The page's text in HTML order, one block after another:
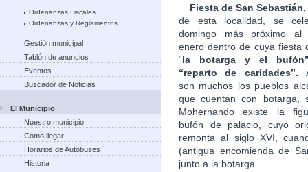
Ordenanzas Fiscales
Ordenanzas y Reglamentos
Gestión municipal
Tablón de anuncios
Eventos
Buscador de Noticias
El Municipio
Nuestro municipio
Como llegar
Horarios de Autobuses
Historia
Fiesta de San Sebastián,
de esta localidad, se
domingo más próximo
enero dentro de cuya fiesta
“la botarga
y el
“reparto de caridades”.
son muchos los pueblos
que cuentan con botarga,
Mohernando existe la
bufón de palacio, cuyo
remonta al siglo XVI,
(antigua encomienda de
junto a la botarga.